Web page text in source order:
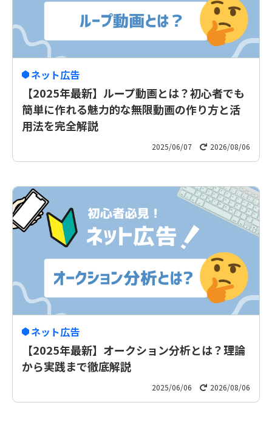
ネット広告
【2025年最新】ループ動画とは？初心者でも
簡単に作れる魅力的な無限動画の作り方と活
用法を完全解説
2025/06/07 2026/08/06
ネット広告
【2025年最新】オークション分析とは？理論
から実践まで徹底解説
2025/06/06 2026/08/06